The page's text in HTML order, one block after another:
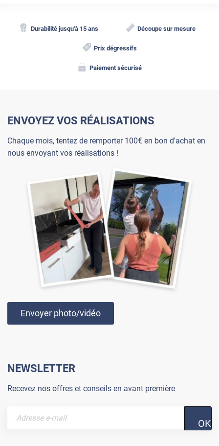
Durabilité jusqu'à 15 ans Découpe sur mesure
Prix dégressifs
Paiement sécurisé
ENVOYEZ VOS RÉALISATIONS
Chaque mois, tentez de remporter 100€ en bon d'achat en
nous envoyant vos réalisations !
Envoyer photo/vidéo
NEWSLETTER
Recevez nos offres et conseils en avant première
OK